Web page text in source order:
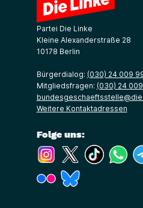
Partei Die Linke
Kleine Alexanderstraße 28
10178 Berlin
Bürgerdialog: (030) 24 009
Mitgliedsfragen: (030) 24
Weitere Kontaktadressen
Folge uns:
(Link öffnet ein neues
(Link öffnet ein
(Link
(Link öffnet ein neues